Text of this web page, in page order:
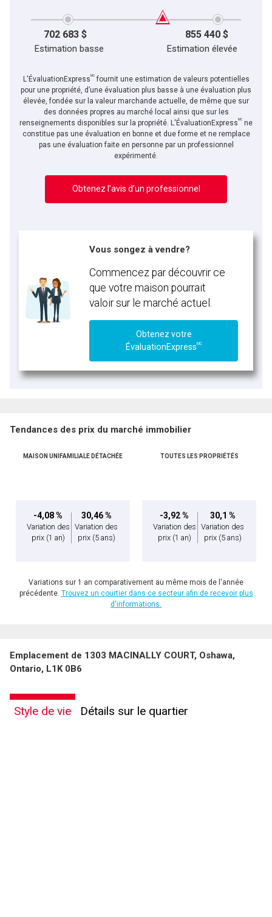
702 683 $ 855 440 $
Estimation basse Estimation élevée
L'ÉvaluationExpressMCfournit une estimation de valeurs potentielles
pour une propriété, d’une évaluation plus basse à une évaluation plus
élevée, fondée sur la valeur marchande actuelle, de même que sur
des données propres au marché local ainsi que sur les
renseignements disponibles sur la propriété. L'ÉvaluationExpressMC ne
constitue pas une évaluation en bonne et due forme et ne remplace
pas une évaluation faite en personne par un professionnel
expérimenté.
Obtenez l’avis d’un professionnel
Vous songez à vendre?
Commencez par découvrir ce
que votre maison pourrait
valoir sur le marché actuel.
Obtenez votre
ÉvaluationExpressMC
Tendances des prix du marché immobilier
MAISON UNIFAMILIALE DÉTACHÉE
-4,08 %
Variation des
prix (1 an)
30,46 %
Variation des
prix (5 ans)
TOUTES LES PROPRIÉTÉS
-3,92 %
Variation des
prix (1 an)
30,1 %
Variation des
prix (5 ans)
Variations sur 1 an comparativement au même mois de l'année
précédente. Trouvez un courtier dans ce secteur afin de recevoir plus
d'informations.
Emplacement de 1303 MACINALLY COURT, Oshawa,
Ontario, L1K 0B6
Style de vie Détails sur le quartier